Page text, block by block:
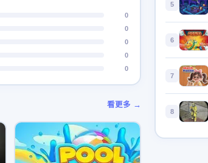
0
0
0
0
0
看更多 →
5
6
7
8